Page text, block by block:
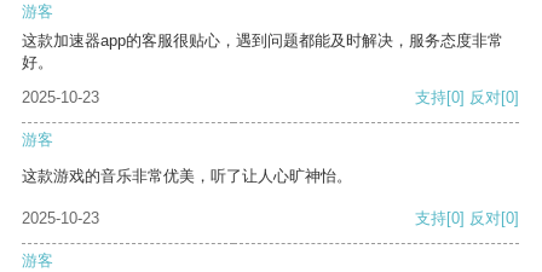
游客
这款加速器app的客服很贴心，遇到问题都能及时解决，服务态度非常
好。
2025-10-23
支持[0] 反对[0]
游客
这款游戏的音乐非常优美，听了让人心旷神怡。
2025-10-23 支持[0] 反对[0]
游客